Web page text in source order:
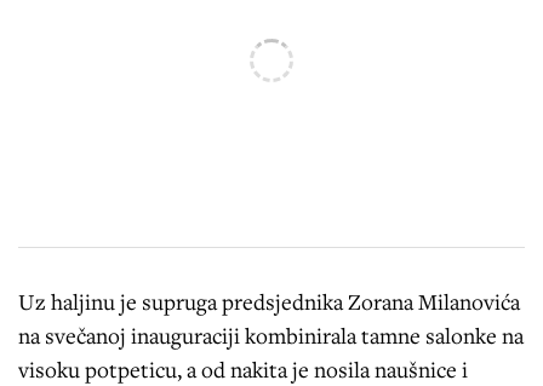
Uz haljinu je supruga predsjednika Zorana Milanovića
na svečanoj inauguraciji kombinirala tamne salonke na
visoku potpeticu, a od nakita je nosila naušnice i